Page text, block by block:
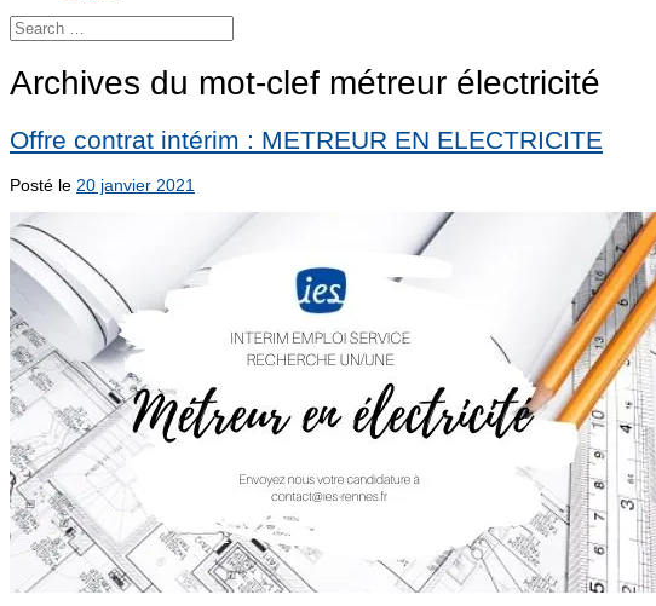
Archives du mot-clef métreur électricité
Offre contrat intérim : METREUR EN ELECTRICITE
Posté le 20 janvier 2021